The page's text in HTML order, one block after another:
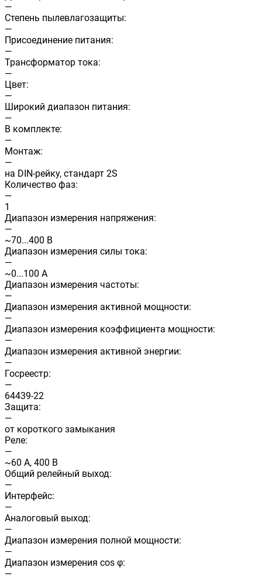
—
Степень пылевлагозащиты:
—
Присоединение питания:
—
Трансформатор тока:
—
Цвет:
—
Широкий диапазон питания:
—
В комплекте:
—
Монтаж:
—
на DIN-рейку, стандарт 2S
Количество фаз:
—
1
Диапазон измерения напряжения:
—
~70...400 В
Диапазон измерения силы тока:
—
~0...100 А
Диапазон измерения частоты:
—
Диапазон измерения активной мощности:
—
Диапазон измерения коэффициента мощности:
—
Диапазон измерения активной энергии:
—
Госреестр:
—
64439-22
Защита:
—
от короткого замыкания
Реле:
—
~60 А, 400 В
Общий релейный выход:
—
Интерфейс:
—
Аналоговый выход:
—
Диапазон измерения полной мощности:
—
Диапазон измерения cos φ:
—